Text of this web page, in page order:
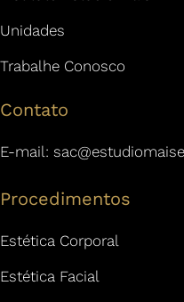
Unidades
Trabalhe Conosco
Contato
E-mail:
Procedimentos
Estética Corporal
Estética Facial